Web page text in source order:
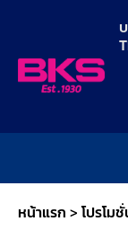
หน้าแรก >โปรโม